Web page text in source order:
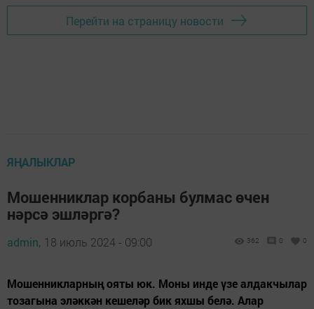
Перейти на страницу новости
ЯҢАЛЫКЛАР
Мошенниклар корбаны булмас өчен
нәрсә эшләргә?
admin, 18 июль 2024 - 09:00 362 0 0
Мошенникларның ояты юк. Моны инде үзе алдакчылар
тозагына эләккән кешеләр бик яхшы белә. Алар